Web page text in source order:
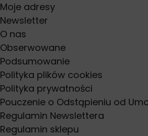
Moje adresy
Newsletter
O nas
Obserwowane
Podsumowanie
Polityka plików cookies
Polityka prywatności
Pouczenie o Odstąpieniu od
Regulamin Newslettera
Regulamin sklepu